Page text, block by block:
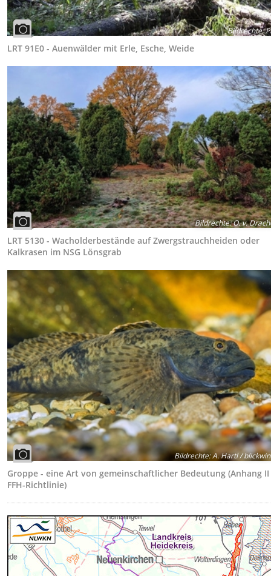
Bildrechte:
LRT 91E0 - Auenwälder mit Erle, Esche, Weide
Bildrechte:O. v.
LRT 5130 - Wacholderbestände auf Zwergstrauchheiden oder
Kalkrasen im NSG Lönsgrab
Bildrechte:A. Hartl /
Groppe - eine Art von gemeinschaftlicher Bedeutung (Anhang
FFH-Richtlinie)